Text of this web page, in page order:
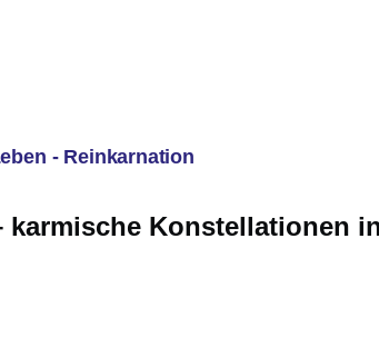
- Reinkarnation
Konstellationen